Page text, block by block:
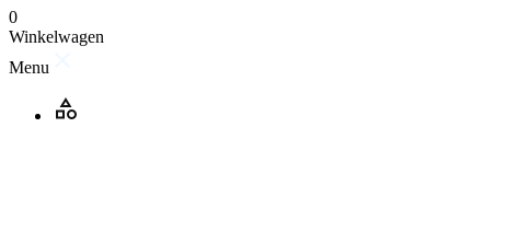
0
Winkelwagen
Menu